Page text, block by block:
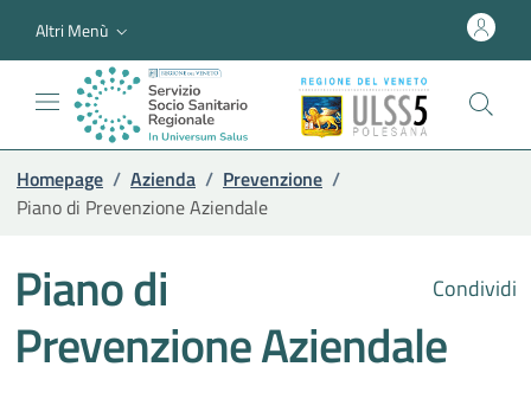
Altri Menù
Homepage / Azienda / Prevenzione /
Piano di Prevenzione Aziendale
Condividi
Piano di
Prevenzione Aziendale